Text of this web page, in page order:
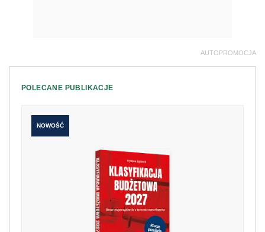
AUTOPROMOCJA
POLECANE PUBLIKACJE
NOWOŚĆ